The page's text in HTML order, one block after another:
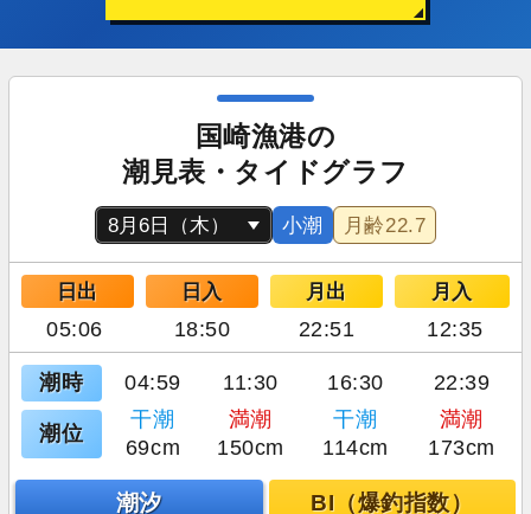
国崎漁港の
潮見表・タイドグラフ
小潮 月齢22.7
日出 日入 月出 月入
05:06 18:50 22:51 12:35
潮時 04:59 11:30 16:30 22:39
潮位
干潮 満潮 干潮
満潮
69cm
150cm 114cm 173cm
潮汐 BI（爆釣指数）